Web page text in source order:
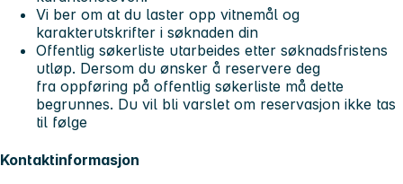
Vi ber om at du laster opp vitnemål og
karakterutskrifter i søknaden din
Offentlig søkerliste utarbeides etter søknadsfristens
utløp. Dersom du ønsker å reservere deg
fra oppføring på offentlig søkerliste må dette
begrunnes. Du vil bli varslet om reservasjon ikke tas
til følge
Kontaktinformasjon